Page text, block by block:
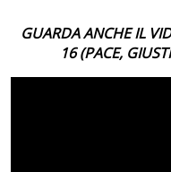
GUARDA ANCHE IL
16 (PACE,